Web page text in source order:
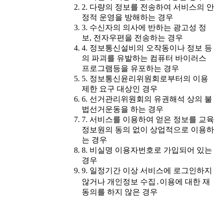
2. 다량의 정보를 전송하여 서비스의 안
정적 운영을 방해하는 경우
3. 수신자의 의사에 반하는 광고성 정
보, 전자우편을 전송하는 경우
4. 정보통신설비의 오작동이나 정보 등
의 파괴를 유발하는 컴퓨터 바이러스
프로그램등을 유포하는 경우
5. 정보통신윤리위원회로부터의 이용
제한 요구 대상인 경우
6. 선거관리위원회의 유권해석 상의 불
법선거운동을 하는 경우
7. 서비스를 이용하여 얻은 정보를 교육
정보원의 동의 없이 상업적으로 이용하
는 경우
8. 비실명 이용자번호로 가입되어 있는
경우
9. 일정기간 이상 서비스에 로그인하지
않거나 개인정보 수집․이용에 대한 재
동의를 하지 않은 경우